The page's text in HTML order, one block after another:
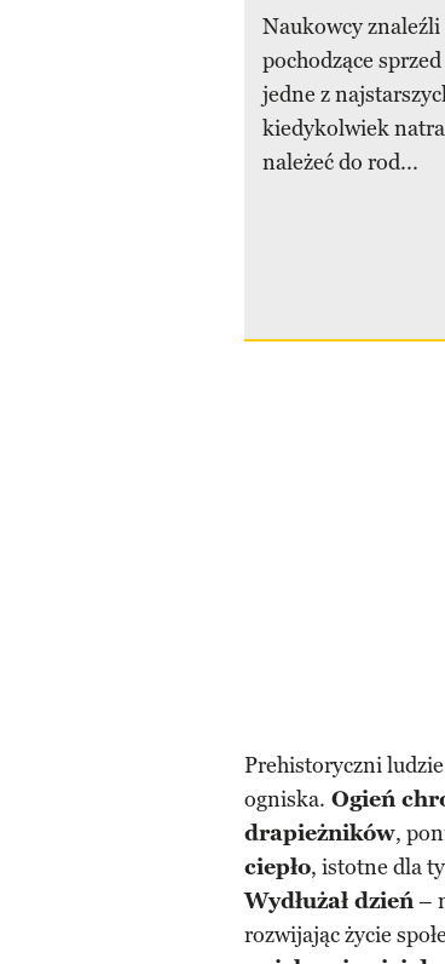
Naukowcy
pochodzące
jedne z
kiedykolwiek
należeć do rod...
Prehistoryczni
ogniska. Ogień
drapieżników,
ciepło, istotne dla
Wydłużał dzień–
rozwijając życie